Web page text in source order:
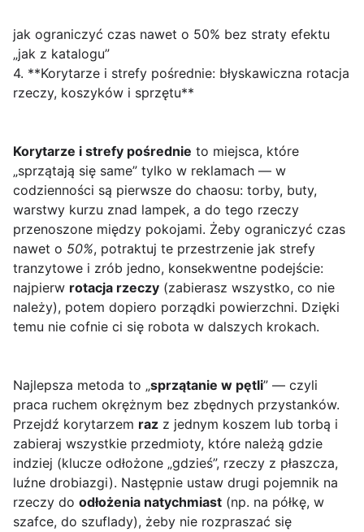
jak ograniczyć czas nawet o 50% bez straty efektu
„jak z katalogu”
4. **Korytarze i strefy pośrednie: błyskawiczna rotacja
rzeczy, koszyków i sprzętu**
Korytarze i strefy pośrednie to miejsca, które
„sprzątają się same” tylko w reklamach — w
codzienności są pierwsze do chaosu: torby, buty,
warstwy kurzu znad lampek, a do tego rzeczy
przenoszone między pokojami. Żeby ograniczyć czas
nawet o 50%, potraktuj te przestrzenie jak strefy
tranzytowe i zrób jedno, konsekwentne podejście:
najpierw rotacja rzeczy (zabierasz wszystko, co nie
należy), potem dopiero porządki powierzchni. Dzięki
temu nie cofnie ci się robota w dalszych krokach.
Najlepsza metoda to „sprzątanie w pętli” — czyli
praca ruchem okrężnym bez zbędnych przystanków.
Przejdź korytarzem raz z jednym koszem lub torbą i
zabieraj wszystkie przedmioty, które należą gdzie
indziej (klucze odłożone „gdzieś”, rzeczy z płaszcza,
luźne drobiazgi). Następnie ustaw drugi pojemnik na
rzeczy do odłożenia natychmiast (np. na półkę, w
szafce, do szuflady), żeby nie rozpraszać się